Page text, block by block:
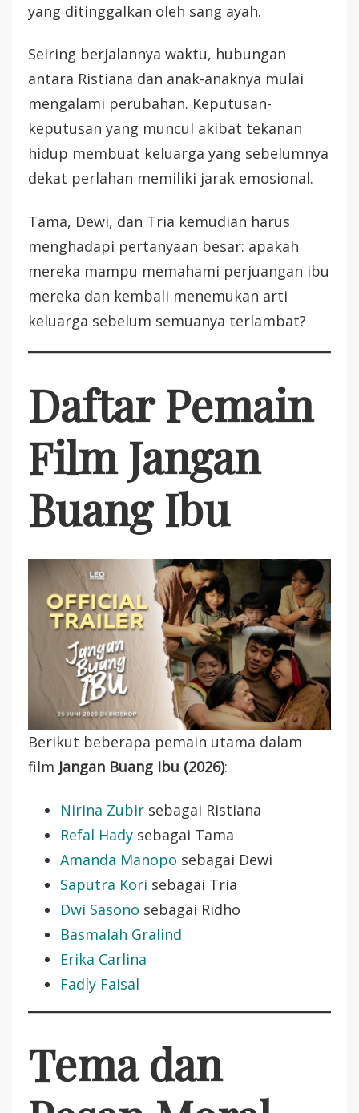
yang ditinggalkan oleh sang ayah.
Seiring berjalannya waktu, hubungan
antara Ristiana dan anak-anaknya mulai
mengalami perubahan. Keputusan-
keputusan yang muncul akibat tekanan
hidup membuat keluarga yang sebelumnya
dekat perlahan memiliki jarak emosional.
Tama, Dewi, dan Tria kemudian harus
menghadapi pertanyaan besar: apakah
mereka mampu memahami perjuangan ibu
mereka dan kembali menemukan arti
keluarga sebelum semuanya terlambat?
Daftar Pemain
Film Jangan
Buang Ibu
Berikut beberapa pemain utama dalam
film Jangan Buang Ibu (2026):
Nirina Zubir sebagai Ristiana
Refal Hady sebagai Tama
Amanda Manopo sebagai Dewi
Saputra Kori sebagai Tria
Dwi Sasono sebagai Ridho
Basmalah Gralind
Erika Carlina
Fadly Faisal
Tema dan